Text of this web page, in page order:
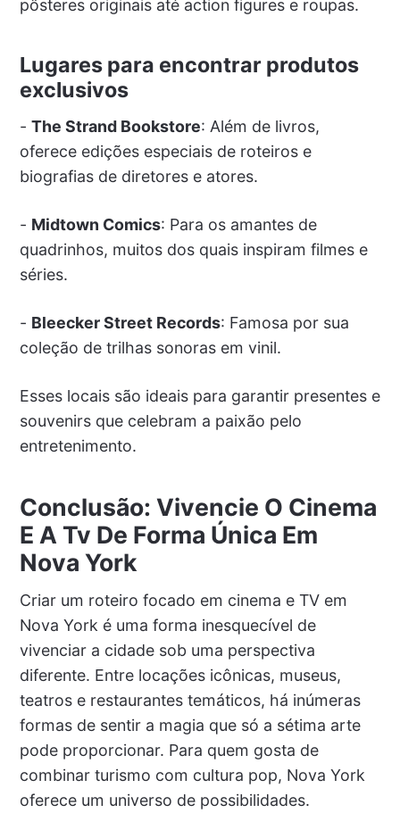
pôsteres originais até action figures e roupas.
Lugares para encontrar produtos
exclusivos
- The Strand Bookstore: Além de livros,
oferece edições especiais de roteiros e
biografias de diretores e atores.
- Midtown Comics: Para os amantes de
quadrinhos, muitos dos quais inspiram filmes e
séries.
- Bleecker Street Records: Famosa por sua
coleção de trilhas sonoras em vinil.
Esses locais são ideais para garantir presentes e
souvenirs que celebram a paixão pelo
entretenimento.
Conclusão: Vivencie O Cinema
E A Tv De Forma Única Em
Nova York
Criar um roteiro focado em cinema e TV em
Nova York é uma forma inesquecível de
vivenciar a cidade sob uma perspectiva
diferente. Entre locações icônicas, museus,
teatros e restaurantes temáticos, há inúmeras
formas de sentir a magia que só a sétima arte
pode proporcionar. Para quem gosta de
combinar turismo com cultura pop, Nova York
oferece um universo de possibilidades.